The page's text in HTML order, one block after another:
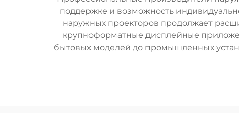
поддержке и возможность
наружных проекторов продолжает
крупноформатные дисплейные
бытовых моделей до промышленных